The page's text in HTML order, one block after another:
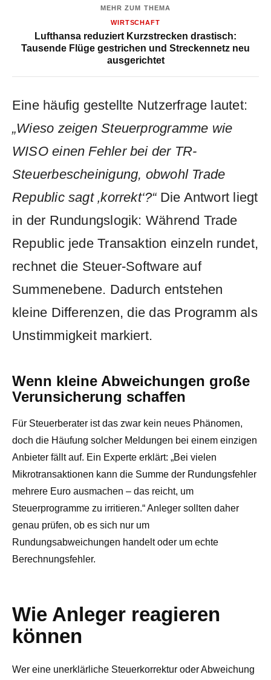
MEHR ZUM THEMA
WIRTSCHAFT
Lufthansa reduziert Kurzstrecken drastisch:
Tausende Flüge gestrichen und Streckennetz neu
ausgerichtet
Eine häufig gestellte Nutzerfrage lautet:
„Wieso zeigen Steuerprogramme wie
WISO einen Fehler bei der TR-
Steuerbescheinigung, obwohl Trade
Republic sagt ‚korrekt‘?“Die Antwort liegt
in der Rundungslogik: Während Trade
Republic jede Transaktion einzeln rundet,
rechnet die Steuer-Software auf
Summenebene. Dadurch entstehen
kleine Differenzen, die das Programm als
Unstimmigkeit markiert.
Wenn kleine Abweichungen große
Verunsicherung schaffen
Für Steuerberater ist das zwar kein neues Phänomen,
doch die Häufung solcher Meldungen bei einem einzigen
Anbieter fällt auf. Ein Experte erklärt: „Bei vielen
Mikrotransaktionen kann die Summe der Rundungsfehler
mehrere Euro ausmachen – das reicht, um
Steuerprogramme zu irritieren.“ Anleger sollten daher
genau prüfen, ob es sich nur um
Rundungsabweichungen handelt oder um echte
Berechnungsfehler.
Wie Anleger reagieren
können
Wer eine unerklärliche Steuerkorrektur oder Abweichung